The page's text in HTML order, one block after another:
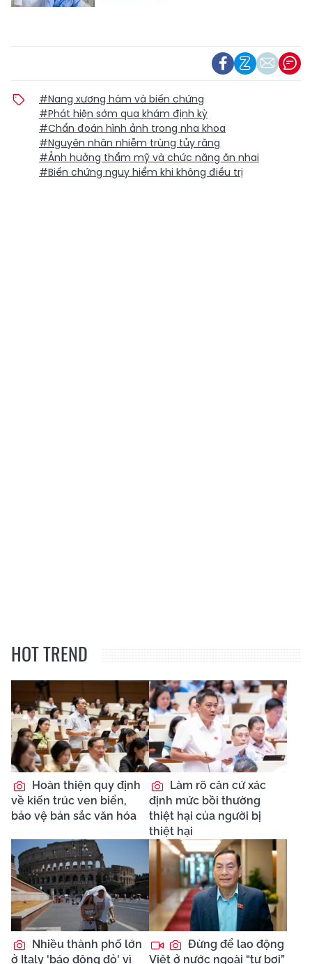
#Nang xương hàm và biến chứng
#Phát hiện sớm qua khám định kỳ
#Chẩn đoán hình ảnh trong nha khoa
#Nguyên nhân nhiễm trùng tủy răng
#Ảnh hưởng thẩm mỹ và chức năng ăn nhai
#Biến chứng nguy hiểm khi không điều trị
HOT TREND
Hoàn thiện quy định
về kiến trúc ven biển,
bảo vệ bản sắc văn hóa
Làm rõ căn cứ xác
định mức bồi thường
thiệt hại của người bị
thiệt hại
Nhiều thành phố lớn
ở Italy 'báo động đỏ' vì
Đừng để lao động
Việt ở nước ngoài “tự bơi”